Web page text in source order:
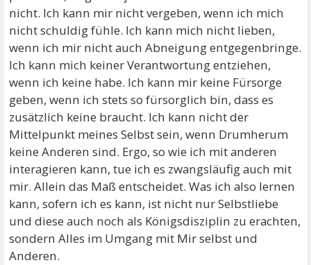
nicht. Ich kann mir nicht vergeben, wenn ich mich
nicht schuldig fühle. Ich kann mich nicht lieben,
wenn ich mir nicht auch Abneigung entgegenbringe.
Ich kann mich keiner Verantwortung entziehen,
wenn ich keine habe. Ich kann mir keine Fürsorge
geben, wenn ich stets so fürsorglich bin, dass es
zusätzlich keine braucht. Ich kann nicht der
Mittelpunkt meines Selbst sein, wenn Drumherum
keine Anderen sind. Ergo, so wie ich mit anderen
interagieren kann, tue ich es zwangsläufig auch mit
mir. Allein das Maß entscheidet. Was ich also lernen
kann, sofern ich es kann, ist nicht nur Selbstliebe
und diese auch noch als Königsdisziplin zu erachten,
sondern Alles im Umgang mit Mir selbst und
Anderen.